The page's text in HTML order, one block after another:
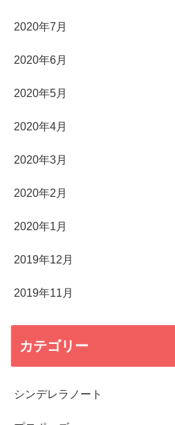
2020年7月
2020年6月
2020年5月
2020年4月
2020年3月
2020年2月
2020年1月
2019年12月
2019年11月
カテゴリー
シンデレラノート